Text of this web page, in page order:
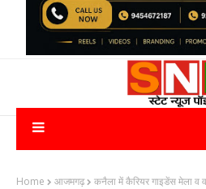
Home आजमगढ़
कनैला में कैरियर गाइडेंस मेला व